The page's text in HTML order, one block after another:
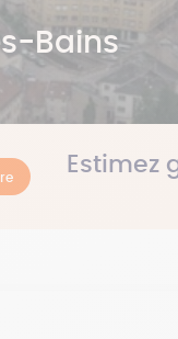
Bains
Estimez